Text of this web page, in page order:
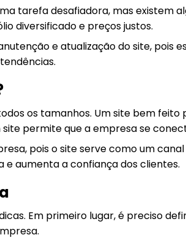
tarefa desafiadora, mas existem
diversificado e preços justos.
e atualização do site, pois
os tamanhos. Um site bem
permite que a empresa se
pois o site serve como um
aumenta a confiança dos clientes.
Em primeiro lugar, é preciso